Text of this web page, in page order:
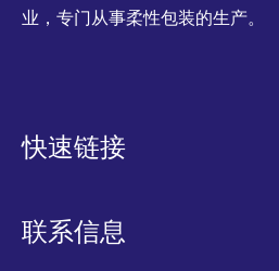
业，专门从事柔性包装的生产。
快速链接
联系信息